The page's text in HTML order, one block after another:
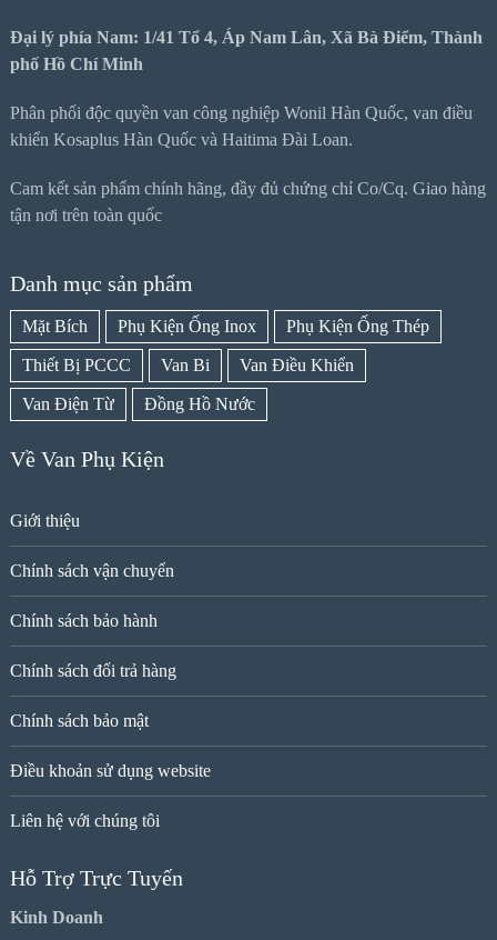
Đại lý phía Nam: 1/41 Tổ 4, Áp Nam Lân, Xã Bà Điểm, Thành
phố Hồ Chí Minh
Phân phối độc quyền van công nghiệp Wonil Hàn Quốc, van điều
khiển Kosaplus Hàn Quốc và Haitima Đài Loan.
Cam kết sản phẩm chính hãng, đầy đủ chứng chỉ Co/Cq. Giao hàng
tận nơi trên toàn quốc
Danh mục sản phẩm
Mặt Bích Phụ Kiện Ống Inox Phụ Kiện Ống Thép
Thiết Bị PCCC Van Bi Van Điều Khiển
Van Điện Từ Đồng Hồ Nước
Về Van Phụ Kiện
Giới thiệu
Chính sách vận chuyển
Chính sách bảo hành
Chính sách đổi trả hàng
Chính sách bảo mật
Điều khoản sử dụng website
Liên hệ với chúng tôi
Hỗ Trợ Trực Tuyến
Kinh Doanh